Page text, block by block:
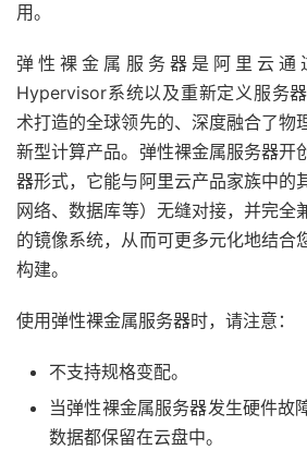
用。
弹性裸金属服务器是阿里云通
Hypervisor系统以及重新定义服务
术打造的全球领先的、深度融合了物
新型计算产品。弹性裸金属服务器开
器形式，它能与阿里云产品家族中的
网络、数据库等）无缝对接，并完全
的镜像系统，从而可更多元化地结合
构建。
使用弹性裸金属服务器时，请注意：
不支持规格变配。
当弹性裸金属服务器发生硬件故
数据都保留在云盘中。